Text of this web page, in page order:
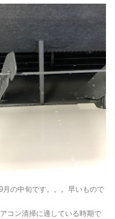
の中旬です。。。早いもので
コン清掃に適している時期で